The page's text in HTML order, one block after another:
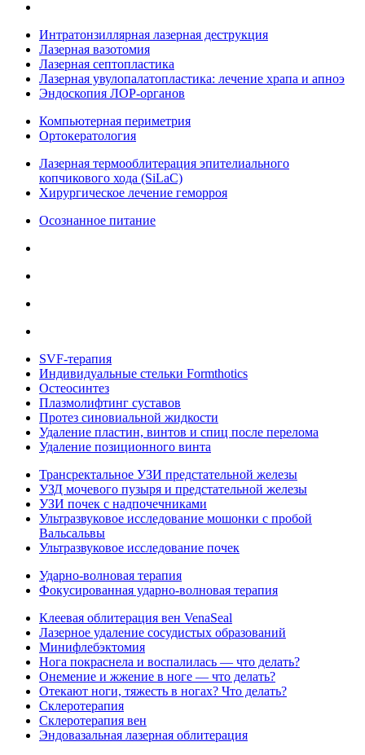
Интратонзиллярная лазерная деструкция
Лазерная вазотомия
Лазерная септопластика
Лазерная увулопалатопластика: лечение храпа и апноэ
Эндоскопия ЛОР-органов
Компьютерная периметрия
Ортокератология
Лазерная термооблитерация эпителиального
копчикового хода (SiLaC)
Хирургическое лечение геморроя
Осознанное питание
SVF-терапия
Индивидуальные стельки Formthotics
Остеосинтез
Плазмолифтинг суставов
Протез синовиальной жидкости
Удаление пластин, винтов и спиц после перелома
Удаление позиционного винта
Трансректальное УЗИ предстательной железы
УЗД мочевого пузыря и предстательной железы
УЗИ почек с надпочечниками
Ультразвуковое исследование мошонки с пробой
Вальсальвы
Ультразвуковое исследование почек
Ударно-волновая терапия
Фокусированная ударно-волновая терапия
Клеевая облитерация вен VenaSeal
Лазерное удаление сосудистых образований
Минифлебэктомия
Нога покраснела и воспалилась — что делать?
Онемение и жжение в ноге — что делать?
Отекают ноги, тяжесть в ногах? Что делать?
Склеротерапия
Склеротерапия вен
Эндовазальная лазерная облитерация